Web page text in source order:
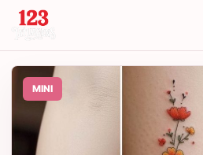
Saltar para o conteúdo
MINI